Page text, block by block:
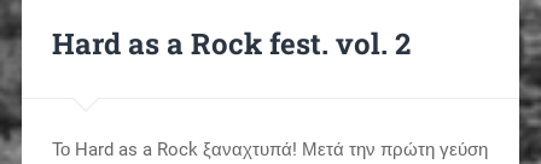
Hard as a Rock fest. vol. 2
Το Hard as a Rock ξαναχτυπά! Μετά την πρώτη γεύση